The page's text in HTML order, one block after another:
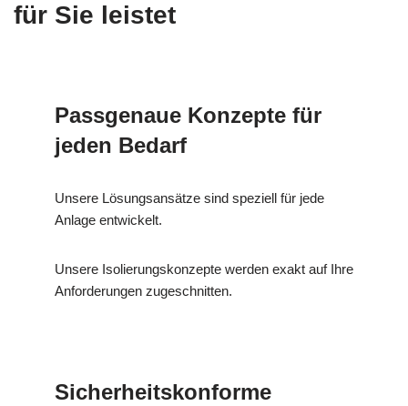
für Sie leistet
Passgenaue Konzepte für
jeden Bedarf
Unsere Lösungsansätze sind speziell für jede
Anlage entwickelt.
Unsere Isolierungskonzepte werden exakt auf Ihre
Anforderungen zugeschnitten.
Sicherheitskonforme